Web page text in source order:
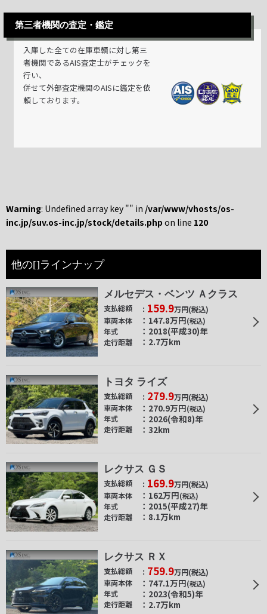
第三者機関の査定・鑑定
入庫した全ての在庫車輌に対し第三
者機関であるAIS査定士がチェックを
行い、
併せて外部査定機関のAISに鑑定を依
頼しております。
Warning: Undefined array key "" in /var/www/vhosts/os-
inc.jp/suv.os-inc.jp/stock/details.php on line 120
他の[]ラインナップ
メルセデス・ベンツ Ａクラス
支払総額 159.9万円(税込)
車両本体
147.8万円(税込)
年式 2018(平成30)年
走行距離 2.7万km
トヨタ ライズ
支払総額 279.9万円(税込)
車両本体
270.9万円(税込)
年式 2026(令和8)年
走行距離 32km
レクサス ＧＳ
支払総額 169.9万円(税込)
車両本体
162万円(税込)
年式 2015(平成27)年
走行距離 8.1万km
レクサス ＲＸ
支払総額 759.9万円(税込)
車両本体
747.1万円(税込)
年式 2023(令和5)年
走行距離 2.7万km